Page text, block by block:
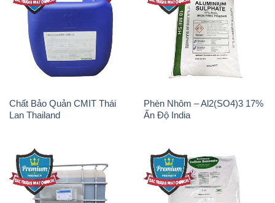
Chất Bảo Quản CMIT Thái
Lan Thailand
Phèn Nhôm – Al2(SO4)3 17%
Ấn Độ India